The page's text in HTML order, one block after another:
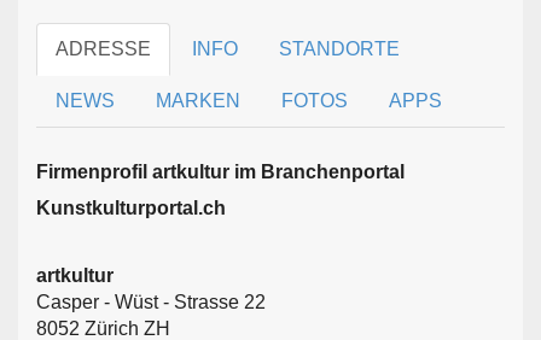
ADRESSE INFO STANDORTE
NEWS MARKEN FOTOS APPS
Firmen­profil artkultur im Branchen­portal
Kunstkulturportal.ch
artkultur
Casper - Wüst - Strasse 22
8052 Zürich ZH